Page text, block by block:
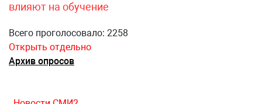
влияют на обучение
Всего проголосовало: 2258
Открыть отдельно
Архив опросов